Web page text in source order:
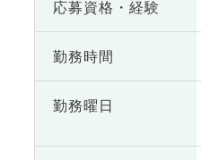
応募資格・ 経験
勤務時間
勤務曜日